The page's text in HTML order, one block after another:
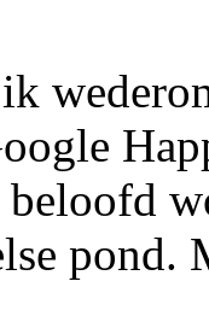
beloofd
pond.